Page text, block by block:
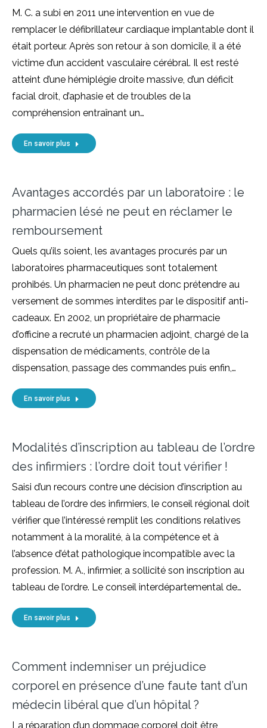
M. C. a subi en 2011 une intervention en vue de
remplacer le défibrillateur cardiaque implantable dont il
était porteur. Après son retour à son domicile, il a été
victime d’un accident vasculaire cérébral. Il est resté
atteint d’une hémiplégie droite massive, d’un déficit
facial droit, d’aphasie et de troubles de la
compréhension entraînant un…
En savoir plus
Avantages accordés par un laboratoire : le
pharmacien lésé ne peut en réclamer le
remboursement
Quels qu’ils soient, les avantages procurés par un
laboratoires pharmaceutiques sont totalement
prohibés. Un pharmacien ne peut donc prétendre au
versement de sommes interdites par le dispositif anti-
cadeaux. En 2002, un propriétaire de pharmacie
d’officine a recruté un pharmacien adjoint, chargé de la
dispensation de médicaments, contrôle de la
dispensation, passage des commandes puis enfin,…
En savoir plus
Modalités d’inscription au tableau de l’ordre
des infirmiers : l’ordre doit tout vérifier !
Saisi d’un recours contre une décision d’inscription au
tableau de l’ordre des infirmiers, le conseil régional doit
vérifier que l’intéressé remplit les conditions relatives
notamment à la moralité, à la compétence et à
l’absence d’état pathologique incompatible avec la
profession. M. A., infirmier, a sollicité son inscription au
tableau de l’ordre. Le conseil interdépartemental de…
En savoir plus
Comment indemniser un préjudice
corporel en présence d’une faute tant d’un
médecin libéral que d’un hôpital ?
La réparation d’un dommage corporel doit être